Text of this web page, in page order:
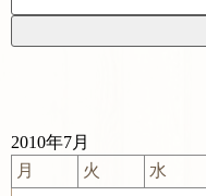
2010年7月
月
火 水